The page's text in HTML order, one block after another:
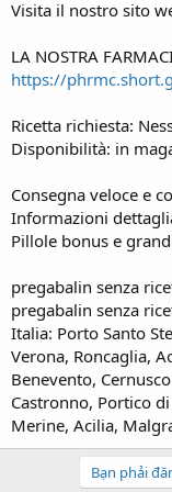
t
r
Visita il nostro sito
LA NOSTRA
https://
Ricetta richiesta:
Disponibilità: in
Consegna veloce e
Informazioni
Pillole bonus e
pregabalin senza
pregabalin senza
Italia: Porto Santo
Verona, Roncaglia,
Benevento,
Castronno, Portico
Merine, Acilia,
Bạn phải